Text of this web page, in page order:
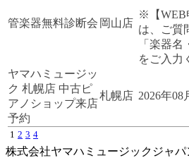
管楽器無料診断会 岡山店
※【WEB
は、ご質
「楽器名
をご入力
ヤマハミュージッ
ク 札幌店 中古ピ
アノショップ来店
予約
札幌店 2026年08
1 2 3 4
株式会社ヤマハミュージックジャパ